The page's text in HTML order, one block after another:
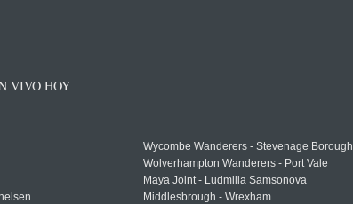
VIVO HOY
Wycombe Wanderers - Stevenage Borough
Wolverhampton Wanderers - Port Vale
Maya Joint - Ludmilla Samsonova
Middlesbrough - Wrexham